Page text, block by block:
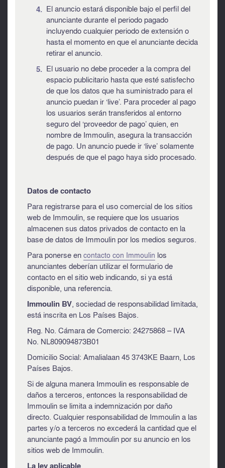
El anuncio estará disponible bajo el perfil del
anunciante durante el periodo pagado
incluyendo cualquier periodo de extensión o
hasta el momento en que el anunciante decida
retirar el anuncio.
El usuario no debe proceder a la compra del
espacio publicitario hasta que esté satisfecho
de que los datos que ha suministrado para el
anuncio puedan ir ‘live’. Para proceder al pago
los usuarios serán transferidos al entorno
seguro del ‘proveedor de pago’ quien, en
nombre de Immoulin, asegura la transacción
de pago. Un anuncio puede ir ‘live’ solamente
después de que el pago haya sido procesado.
Datos de contacto
Para registrarse para el uso comercial de los sitios
web de Immoulin, se requiere que los usuarios
almacenen sus datos privados de contacto en la
base de datos de Immoulin por los medios seguros.
Para ponerse en contacto con Immoulin los
anunciantes deberían utilizar el formulario de
contacto en el sitio web indicando, si ya está
disponible, una referencia.
Immoulin BV, sociedad de responsabilidad limitada,
está inscrita en Los Países Bajos.
Reg. No. Cámara de Comercio: 24275868 – IVA
No. NL809094873B01
Domicilio Social: Amalialaan 45 3743KE Baarn, Los
Países Bajos.
Si de alguna manera Immoulin es responsable de
daños a terceros, entonces la responsabilidad de
Immoulin se limita a indemnización por daño
directo. Cualquier responsabilidad de Immoulin a las
partes y/o a terceros no excederá la cantidad que el
anunciante pagó a Immoulin por su anuncio en los
sitios web de Immoulin.
La ley aplicable